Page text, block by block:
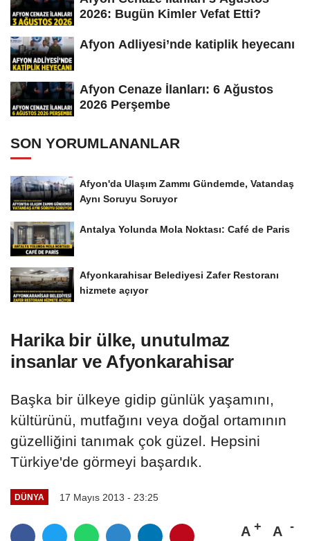
2026: Bugün Kimler Vefat Etti?
Afyon Adliyesi’nde katiplik heyecanı
Afyon Cenaze İlanları: 6 Ağustos
2026 Perşembe
SON YORUMLANANLAR
Afyon'da Ulaşım Zammı Gündemde, Vatandaş
Aynı Soruyu Soruyor
Antalya Yolunda Mola Noktası: Café de Paris
Afyonkarahisar Belediyesi Zafer Restoranı
hizmete açıyor
Harika bir ülke, unutulmaz
insanlar ve Afyonkarahisar
Başka bir ülkeye gidip günlük yaşamını,
kültürünü, mutfağını veya doğal ortamının
güzelliğini tanımak çok güzel. Hepsini
Türkiye'de görmeyi başardık.
DÜNYA 17 Mayıs 2013 - 23:25
A A